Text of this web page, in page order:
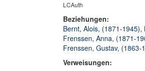
LCAuth
Beziehungen:
Bernt, Alois, (1871-
Frenssen, Anna, (1871-
Frenssen, Gustav,
Verweisungen: